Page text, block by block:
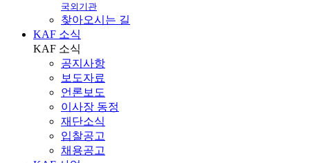
국외기관
찾아오시는 길
KAF 소식
KAF 소식
공지사항
보도자료
언론보도
이사장 동정
재단소식
입찰공고
채용공고